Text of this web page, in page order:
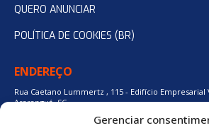
Gerenciar
QUERO ANUNCIAR
POLÍTICA DE COOKIES (BR)
ENDEREÇO
Rua Caetano Lummertz , 115 - Edifício Empresarial
Araranguá, SC.